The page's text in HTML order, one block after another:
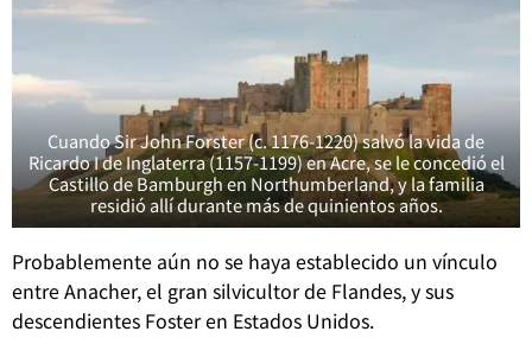
Cuando Sir John Forster (c. 1176-1220) salvó la vida de
Ricardo I de Inglaterra (1157-1199) en Acre, se le concedió el
Castillo de Bamburgh en Northumberland, y la familia
residió allí durante más de quinientos años.
Probablemente aún no se haya establecido un vínculo
entre Anacher, el gran silvicultor de Flandes, y sus
descendientes Foster en Estados Unidos.